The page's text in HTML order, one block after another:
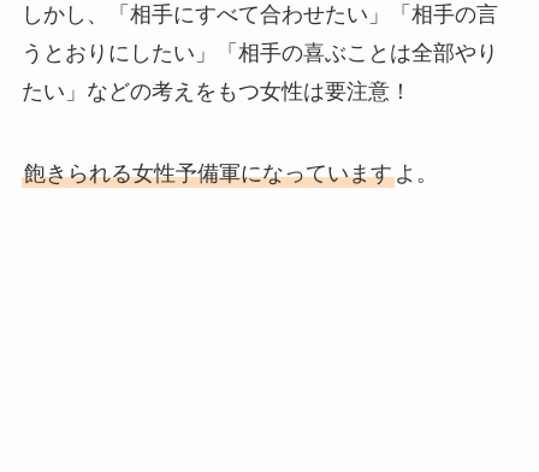
しかし、「相手にすべて合わせたい」「相手の言
うとおりにしたい」「相手の喜ぶことは全部やり
たい」などの考えをもつ女性は要注意！
飽きられる女性予備軍になっていますよ。